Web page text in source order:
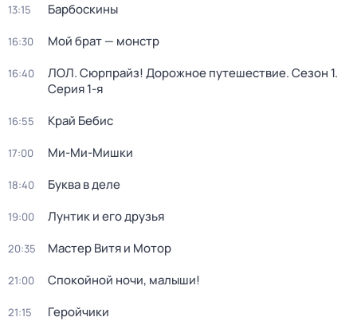
13:15 Барбоскины
16:30 Мой брат — монстр
16:40 ЛОЛ. Сюрпрайз! Дорожное путешествие. Сезон 1.
Серия 1-я
16:55 Край Бебис
17:00 Ми-Ми-Мишки
18:40 Буква в деле
19:00 Лунтик и его друзья
20:35 Мастер Витя и Мотор
21:00 Спокойной ночи, малыши!
21:15 Геройчики